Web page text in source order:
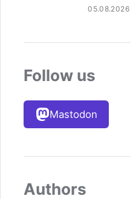
05.08.2026
Follow us
Mastodon
Authors